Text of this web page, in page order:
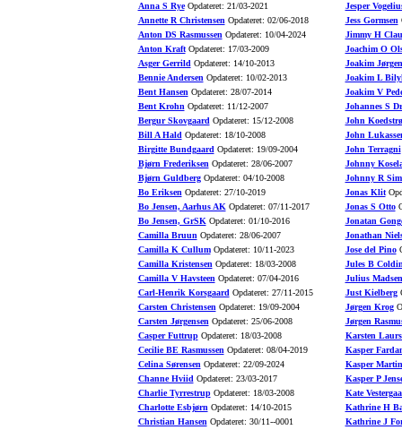
Anna S RyeOpdateret: 21/03-2021
Annette R Christensen Opdateret: 02/06-2018
Anton DS Rasmussen Opdateret: 10/04-2024
Anton KraftOpdateret: 17/03-2009
Asger Gerrild Opdateret: 14/10-2013
Bennie Andersen Opdateret: 10/02-2013
Bent Hansen Opdateret: 28/07-2014
Bent Krohn Opdateret: 11/12-2007
Bergur Skovgaard Opdateret: 15/12-2008
Bill A Hald Opdateret: 18/10-2008
Birgitte Bundgaard Opdateret: 19/09-2004
Bjørn Frederiksen Opdateret: 28/06-2007
Bjørn GuldbergOpdateret: 04/10-2008
Bo Eriksen Opdateret: 27/10-2019
Bo Jensen, Aarhus AK Opdateret: 07/11-2017
Bo Jensen, GrSK Opdateret: 01/10-2016
Camilla Bruun Opdateret: 28/06-2007
Camilla K CullumOpdateret: 10/11-2023
Camilla Kristensen Opdateret: 18/03-2008
Camilla V Havsteen Opdateret: 07/04-2016
Carl-Henrik Korsgaard Opdateret: 27/11-2015
Carsten Christensen Opdateret: 19/09-2004
Carsten Jørgensen Opdateret: 25/06-2008
Casper FuttrupOpdateret: 18/03-2008
Cecilie BE Rasmussen Opdateret: 08/04-2019
Celina Sørensen Opdateret: 22/09-2024
Channe Hviid Opdateret: 23/03-2017
Charlie TyrrestrupOpdateret: 18/03-2008
Charlotte Esbjørn Opdateret: 14/10-2015
Christian Hansen Opdateret: 30/11--0001
Jesper
Jess Gormsen
Jimmy H
Joachim O
Joakim
Joakim L
Joakim V
Johannes S
John
John
John Terragni
Johnny
Johnny R
Jonas Klit
Jonas S Otto
Jonatan
Jonathan
Jose del Pino
Jules B
Julius Madsen
Just Kielberg
Jørgen Krog
Jørgen
Karsten
Kasper
Kasper
Kasper P
Kate
Kathrine H
Kathrine J